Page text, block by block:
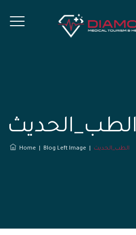
الطب_الحديث
Home Blog Left Image الطب_الحديث